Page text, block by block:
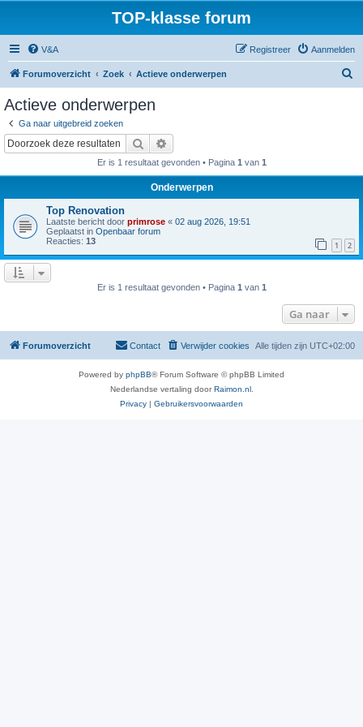
TOP-klasse forum
V&A Aanmelden
Registreer
Forumoverzicht Zoek Actieve onderwerpen
Actieve onderwerpen
Ga naar uitgebreid zoeken
Zoek
Er is 1 resultaat gevonden • Pagina 1 van 1
Onderwerpen
Top Renovation
Laatste bericht door primrose « 02 aug 2026, 19:51
Geplaatst in Openbaar forum
Reacties: 13 1 2
Er is 1 resultaat gevonden • Pagina 1 van 1
Ga naar
Forumoverzicht Alle tijden zijn UTC+02:00
Verwijder cookies
Contact
Powered by phpBB® Forum Software © phpBB Limited
Nederlandse vertaling doorRaimon.nl.
Privacy | Gebruikersvoorwaarden